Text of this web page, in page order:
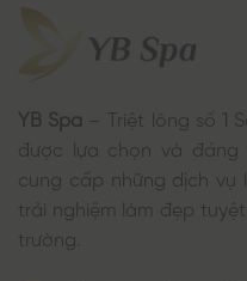
YB Spa – Triệt lông số 1
được lựa chọn và
cung cấp những dịch
trải nghiệm làm đẹp
trường.